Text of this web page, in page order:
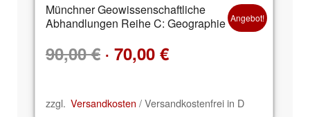
Münchner Geowissenschaftliche
Abhandlungen Reihe C: Geographie
90,00€ Ursprünglicher
Preis
70,00 €Aktueller
Preis
Angebot!
zzgl. Versandkosten / Versandkostenfrei in D